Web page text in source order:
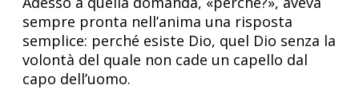
sempre pronta nell’anima una risposta
semplice: perché esiste Dio, quel Dio senza la
volontà del quale non cade un capello dal
capo dell’uomo.